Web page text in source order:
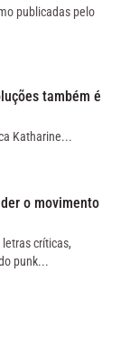
publicadas pelo
também é
Katharine...
o movimento
críticas,
punk...